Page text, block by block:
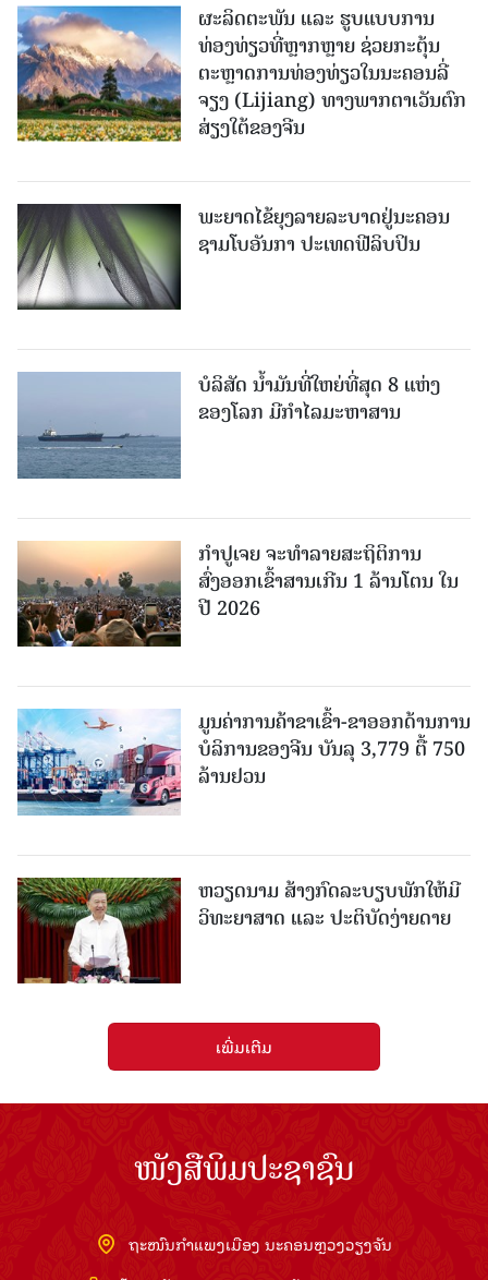
ຜະລິດຕະພັນ ແລະ ຮູບແບບການ
ທ່ອງທ່ຽວທີ່ຫຼາກຫຼາຍ ຊ່ວຍກະຕຸ້ນ
ຕະຫຼາດການທ່ອງທ່ຽວໃນນະຄອນລີ່
ຈຽງ (Lijiang) ທາງພາກຕາເວັນຕົກ
ສ່ຽງໃຕ້ຂອງຈີນ
ພະຍາດໄຂ້ຍຸງລາຍລະບາດຢູ່ນະຄອນ
ຊາມໂບ​ອັນກາ ປະເທດຟີລິບປິນ
ບໍລິສັດ ນ້ຳມັນທີ່ໃຫຍ່ທີ່ສຸດ 8 ແຫ່ງ
ຂອງໂລກ ມີກຳໄລມະຫາສານ
ກຳປູເຈຍ ຈະທຳລາຍສະຖິຕິການ
ສົ່ງອອກເຂົ້າສານເກີນ 1 ລ້ານໂຕນ ໃນ
ປີ 2026
ມູນຄ່າການຄ້າຂາເຂົ້າ-ຂາອອກດ້ານການ
ບໍລິການຂອງຈີນ ບັນລຸ 3,779 ຕື້ 750
ລ້ານຢວນ
ຫວຽດນາມ ສ້າງກົດລະບຽບພັກໃຫ້ມີ
ວິທະຍາສາດ ແລະ ປະຕິບັດງ່າຍດາຍ
ເພີ່ມເຕີມ
ໜັງສືພິມປະຊາຊົນ
ຖະໜົນກຳແພງເມືອງ ນະຄອນຫຼວງວຽງຈັນ